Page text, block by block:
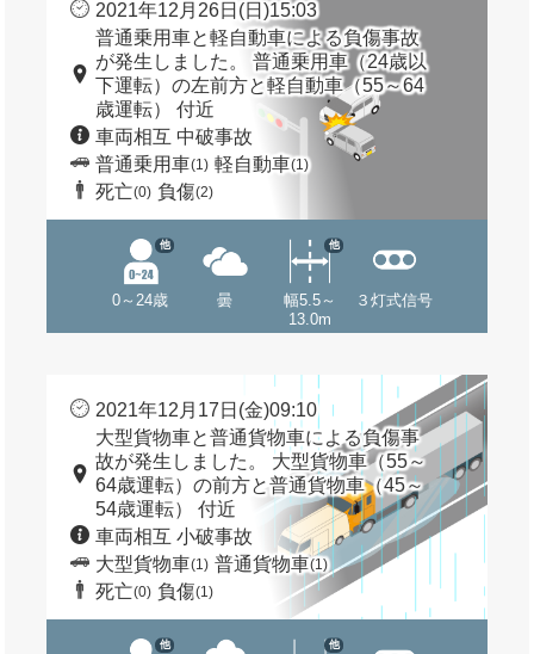
2021年12月26日(日)15:03
普通乗用車と軽自動車による負傷事故
が発生しました。 普通乗用車（24歳以
下運転）の左前方と軽自動車（55～64
歳運転） 付近
車両相互 中破事故
普通乗用車(1) 軽自動車(1)
死亡(0) 負傷(2)
0～24歳
他
曇
幅5.5～
13.0m
他
３灯式信号
2021年12月17日(金)09:10
大型貨物車と普通貨物車による負傷事
故が発生しました。 大型貨物車（55～
64歳運転）の前方と普通貨物車（45～
54歳運転） 付近
車両相互 小破事故
大型貨物車(1) 普通貨物車(1)
死亡(0) 負傷(1)
他 他